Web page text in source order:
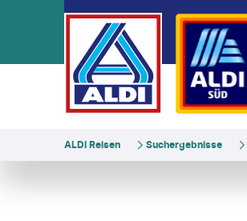
ALDI Reisen Suchergebnisse